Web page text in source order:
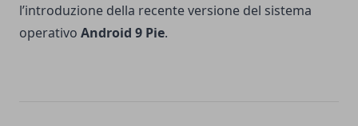
l’introduzione della recente versione del sistema
operativo Android 9 Pie.